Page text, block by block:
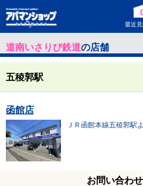
最近
道南いさりび鉄道の店舗
五稜郭駅
函館店
ＪＲ函館本線五稜郭
お問い合わせ